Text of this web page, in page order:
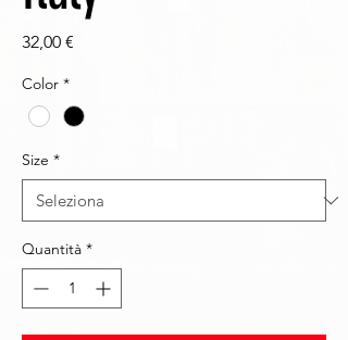
32,00 €
Color *
Size *
Quantità *